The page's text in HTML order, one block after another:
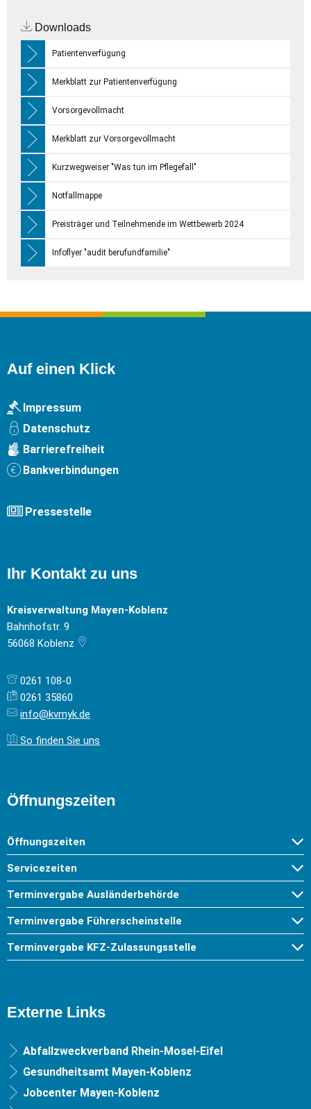
Downloads
Patientenverfügung
Merkblatt zur Patientenverfügung
Vorsorgevollmacht
Merkblatt zur Vorsorgevollmacht
Kurzwegweiser "Was tun im Pflegefall"
Notfallmappe
Preisträger und Teilnehmende im Wettbewerb 2024
Infoflyer "audit berufundfamilie"
Auf einen Klick
Impressum
Datenschutz
Barrierefreiheit
Bankverbindungen
Pressestelle
Ihr Kontakt zu uns
Kreisverwaltung Mayen-Koblenz
Bahnhofstr. 9
56068 Koblenz
0261 108-0
0261 35860
info@kvmyk.de
So finden Sie uns
Öffnungszeiten
Öffnungszeiten
Servicezeiten
Terminvergabe Ausländerbehörde
Terminvergabe Führerscheinstelle
Terminvergabe KFZ-Zulassungsstelle
Externe Links
Abfallzweckverband Rhein-Mosel-Eifel
Gesundheitsamt Mayen-Koblenz
Jobcenter Mayen-Koblenz